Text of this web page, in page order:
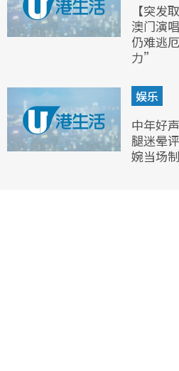
【突发
澳门演
仍难逃
力”
娱乐
中年好
腿迷晕
婉当场